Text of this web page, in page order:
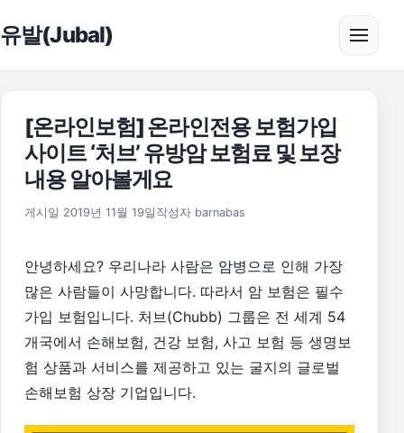
유발(Jubal) 메뉴
[온라인보험] 온라인전용 보험가입
사이트 ‘처브’ 유방암 보험료 및 보장
내용 알아볼게요
게시일 2019년 11월 19일 2026년 8월 1일
작성자 barnabas
안녕하세요? 우리나라 사람은 암병으로 인해 가장
많은 사람들이 사망합니다. 따라서 암 보험은 필수
가입 보험입니다. 처브(Chubb) 그룹은 전 세계 54
개국에서 손해보험, 건강 보험, 사고 보험 등 생명보
험 상품과 서비스를 제공하고 있는 굴지의 글로벌
손해보험 상장 기업입니다.